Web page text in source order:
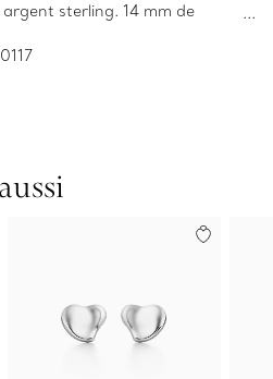
sterling. 14 mm de